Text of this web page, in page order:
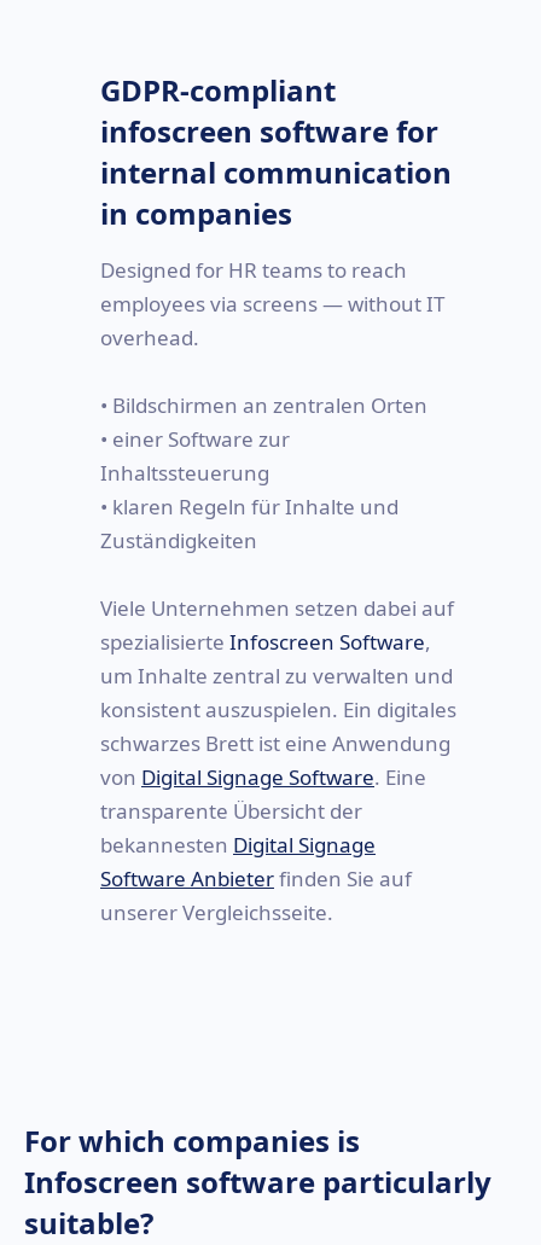
GDPR-compliant
infoscreen software for
internal communication
in companies
Designed for HR teams to reach
employees via screens — without IT
overhead.
• Bildschirmen an zentralen Orten
• einer Software zur
Inhaltssteuerung
• klaren Regeln für Inhalte und
Zuständigkeiten
Viele Unternehmen setzen dabei auf
spezialisierte Infoscreen Software,
um Inhalte zentral zu verwalten und
konsistent auszuspielen. Ein digitales
schwarzes Brett ist eine Anwendung
von Digital Signage Software. Eine
transparente Übersicht der
bekannesten Digital Signage
Software Anbieterfinden Sie auf
unserer Vergleichsseite.
For which companies is
Infoscreen software particularly
suitable?